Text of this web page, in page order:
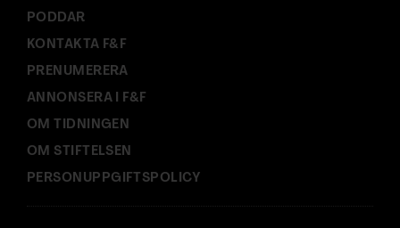
PODDAR
KONTAKTA F&F
PRENUMERERA
ANNONSERA I F&F
OM TIDNINGEN
OM STIFTELSEN
PERSONUPPGIFTSPOLICY